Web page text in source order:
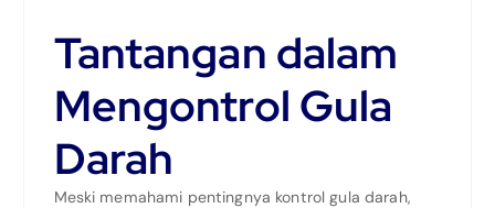
Tantangan dalam
Mengontrol Gula
Darah
Meski memahami pentingnya kontrol gula darah,